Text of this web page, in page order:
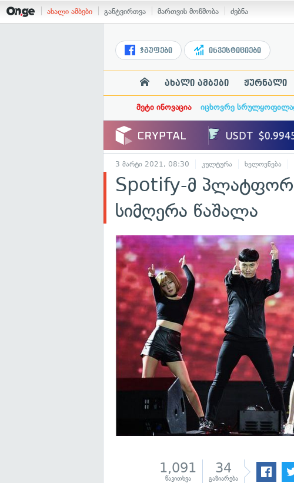
ახალი ამბები განტვირთვა მართვის მოწმობა ძებნა
ჯგუფები ინვესტიციები
ახალი ამბები ჟურნალი
მეტი ინოვაცია იცხოვრე
3 მარტი 2021, 08:30 კულტურა ხელოვნება
Spotify-მ
სიმღერა წაშალა
1,091
წაკითხვა
34
გაზიარება